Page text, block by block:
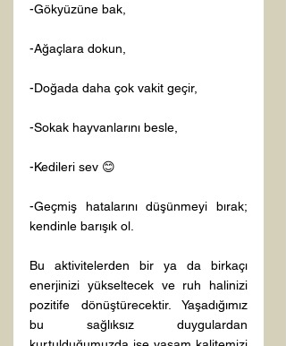
-Gökyüzüne bak,
-Ağaçlara dokun,
-Doğada daha çok vakit geçir,
-Sokak hayvanlarını besle,
-Kedileri sev 😊
-Geçmiş hatalarını düşünmeyi bırak;
kendinle barışık ol.
Bu aktivitelerden bir ya da birkaçı
enerjinizi yükseltecek ve ruh halinizi
pozitife dönüştürecektir. Yaşadığımız
bu sağlıksız duygulardan